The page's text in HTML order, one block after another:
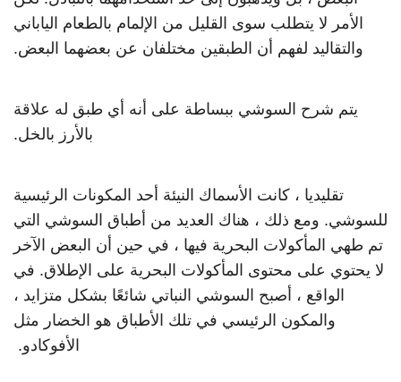
الأمر لا يتطلب سوى القليل من الإلمام بالطعام الياباني
والتقاليد لفهم أن الطبقين مختلفان عن بعضهما البعض.
يتم شرح السوشي ببساطة على أنه أي طبق له علاقة
بالأرز بالخل.
تقليديا ، كانت الأسماك النيئة أحد المكونات الرئيسية
للسوشي. ومع ذلك ، هناك العديد من أطباق السوشي التي
تم طهي المأكولات البحرية فيها ، في حين أن البعض الآخر
لا يحتوي على محتوى المأكولات البحرية على الإطلاق. في
الواقع ، أصبح السوشي النباتي شائعًا بشكل متزايد ،
والمكون الرئيسي في تلك الأطباق هو الخضار مثل
الأفوكادو.